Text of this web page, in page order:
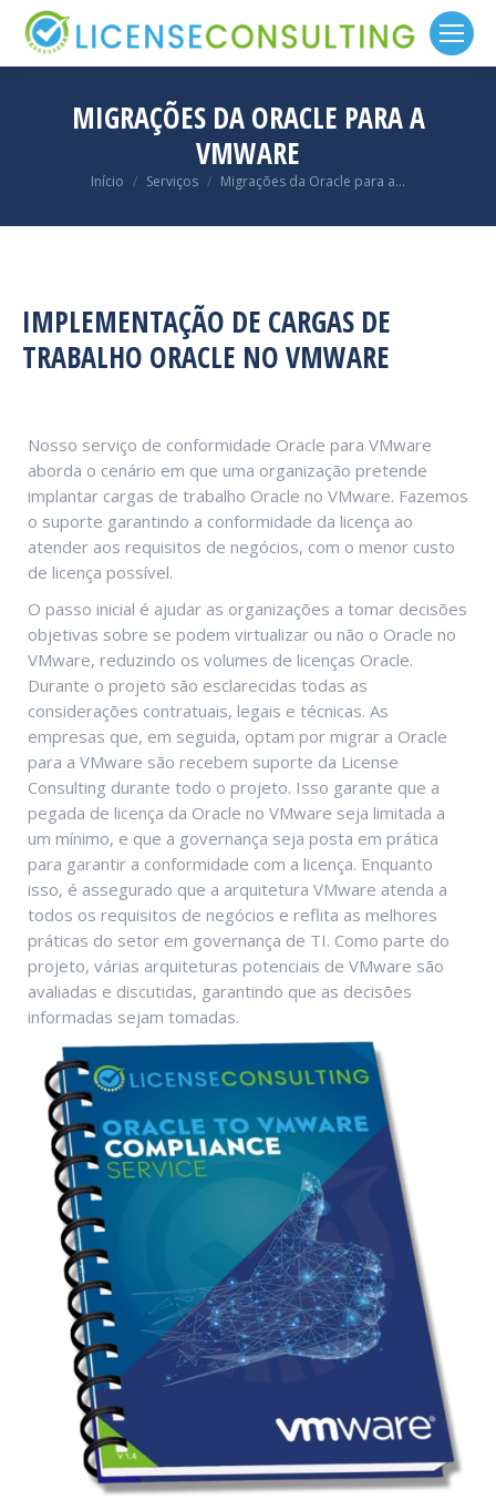
MIGRAÇÕES DA ORACLE PARA A
VMWARE
Você está aqui:
Início Serviços Migrações da Oracle para a…
IMPLEMENTAÇÃO DE CARGAS DE
TRABALHO ORACLE NO VMWARE
Nosso serviço de conformidade Oracle para VMware
aborda o cenário em que uma organização pretende
implantar cargas de trabalho Oracle no VMware. Fazemos
o suporte garantindo a conformidade da licença ao
atender aos requisitos de negócios, com o menor custo
de licença possível.
O passo inicial é ajudar as organizações a tomar decisões
objetivas sobre se podem virtualizar ou não o Oracle no
VMware, reduzindo os volumes de licenças Oracle.
Durante o projeto são esclarecidas todas as
considerações contratuais, legais e técnicas. As
empresas que, em seguida, optam por migrar a Oracle
para a VMware são recebem suporte da License
Consulting durante todo o projeto. Isso garante que a
pegada de licença da Oracle no VMware seja limitada a
um mínimo, e que a governança seja posta em prática
para garantir a conformidade com a licença. Enquanto
isso, é assegurado que a arquitetura VMware atenda a
todos os requisitos de negócios e reflita as melhores
práticas do setor em governança de TI. Como parte do
projeto, várias arquiteturas potenciais de VMware são
avaliadas e discutidas, garantindo que as decisões
informadas sejam tomadas.